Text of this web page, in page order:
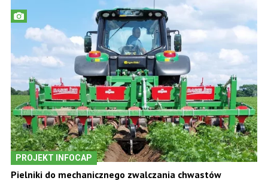
PROJEKT INFOCAP
Pielniki do mechanicznego zwalczania chwastów